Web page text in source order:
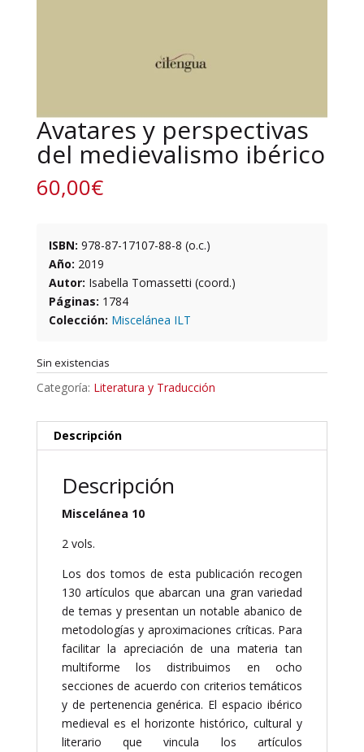
Avatares y perspectivas
del medievalismo ibérico
60,00€
ISBN: 978-87-17107-88-8 (o.c.)
Año: 2019
Autor: Isabella Tomassetti (coord.)
Páginas: 1784
Colección: Miscelánea ILT
Sin existencias
Categoría: Literatura y Traducción
Descripción
Descripción
Miscelánea 10
2 vols.
Los dos tomos de esta publicación recogen
130 artículos que abarcan una gran variedad
de temas y presentan un notable abanico de
metodologías y aproximaciones críticas. Para
facilitar la apreciación de una materia tan
multiforme los distribuimos en ocho
secciones de acuerdo con criterios temáticos
y de pertenencia genérica. El espacio ibérico
medieval es el horizonte histórico, cultural y
literario que vincula los artículos